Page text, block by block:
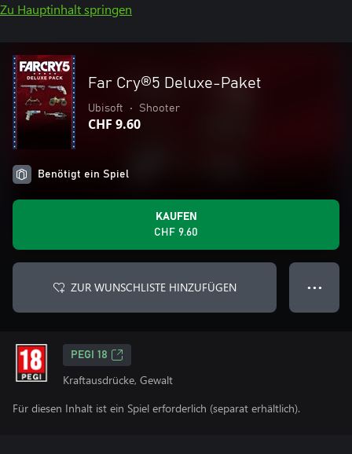
Zu Hauptinhalt springen
Far Cry®5 Deluxe-Paket
Ubisoft • Shooter
CHF 9.60
Benötigt ein Spiel
KAUFEN
CHF 9.60
ZUR WUNSCHLISTE HINZUFÜGEN ● ● ●
PEGI 18
Kraftausdrücke, Gewalt
Für diesen Inhalt ist ein Spiel erforderlich (separat erhältlich).